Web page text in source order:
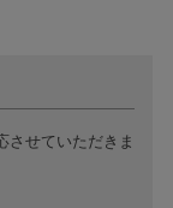
させていただきま